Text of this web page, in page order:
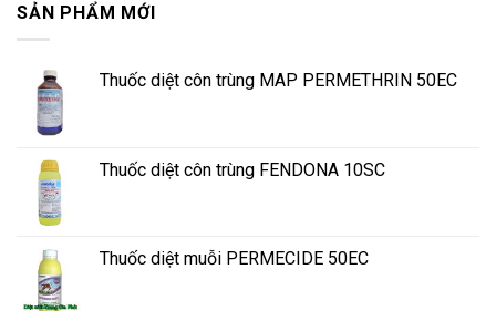
SẢN PHẨM MỚI
Thuốc diệt côn trùng MAP PERMETHRIN 50EC
Thuốc diệt côn trùng FENDONA 10SC
Thuốc diệt muỗi PERMECIDE 50EC